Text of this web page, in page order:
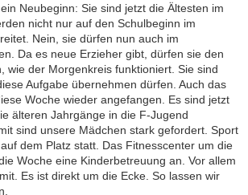
Neubeginn: Sie sind jetzt die Ältesten im
nicht nur auf den Schulbeginn im
Nein, sie dürfen nun auch im
Da es neue Erzieher gibt, dürfen sie den
wie der Morgenkreis funktioniert. Sie sind
Aufgabe übernehmen dürfen. Auch das
Woche wieder angefangen. Es sind jetzt
älteren Jahrgänge in die F-Jugend
sind unsere Mädchen stark gefordert. Sport
dem Platz statt. Das Fitnesscenter um die
Woche eine Kinderbetreuung an. Vor allem
Es ist direkt um die Ecke. So lassen wir